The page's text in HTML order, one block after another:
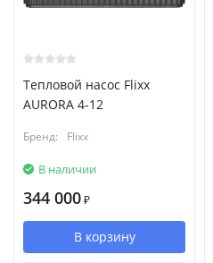
Тепловой насос Flixx
AURORA 4-12
Бренд: Flixx
В наличии
344 000 ₽
В корзину